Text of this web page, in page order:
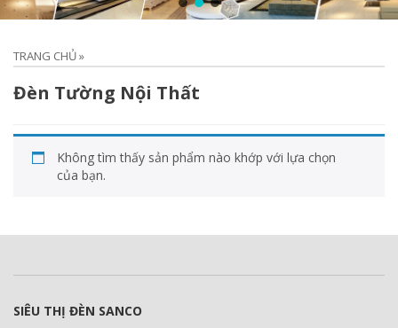
TRANG CHỦ»
Đèn Tường Nội Thất
Không tìm thấy sản phẩm nào khớp với lựa chọn
của bạn.
SIÊU THỊ ĐÈN SANCO